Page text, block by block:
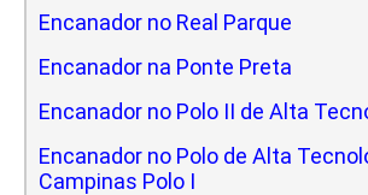
Encanador no Real Parque
Encanador na Ponte Preta
Encanador no Polo II de Alta
Encanador no Polo de Alta
Campinas Polo I